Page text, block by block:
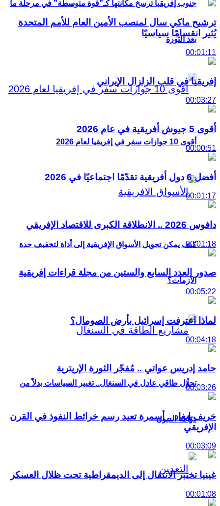
جنوب إفريقيا ترسخ مكانتها كـ”قوة متوسطة” في مرحلة ما
بعد الثورة
أقوى 10 جوازات سفر في إفريقيا لعام 2026
كيف يمكن تحويل الأسواق الإفريقية إلى أداة لتخفيف حدة
الأزمات؟
تحوُّل طاقي عادل في السنغال.. تغيير السياسات بدلاً من
دوّامة الديون
ترشيح ماكي سال لمنصب الأمين العام للأمم المتحدة
يُثير انقسامًا سياسيًا
00:01:11
إفريقيا في قلب الزلزال الإيراني
00:03:27
أقوى 5 جيوش أفريقية في عام 2026
00:00:51
أفضل 6 دول أفريقية تقدّمًا اجتماعيًا في 2026
00:01:17
دافوس 2026 .. الانطلاقة الكبرى للاقتصاد الإفريقي
00:01:18
صدور العدد السابع والستين من مجلة قراءات إفريقية
00:05:22
لماذا اعترفت إسرائيل بأرض الصومال؟
00:04:18
حامد إدريس عواتي .. مُفجّر الثورة الإريترية
00:03:26
خريف إيغاد .. أسمرة تعيد رسم خرائط النفوذ في القرن
الإفريقي
00:03:09
غينيا تختبر الانتقال إلى الديمقراطية تحت ظلال العسكر
00:01:08